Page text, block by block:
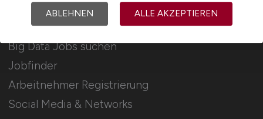
Für Arbeitnehmer
Big Data Jobs suchen
Jobfinder
Arbeitnehmer Registrierung
Social Media & Networks
ABLEHNEN ALLE AKZEPTIEREN